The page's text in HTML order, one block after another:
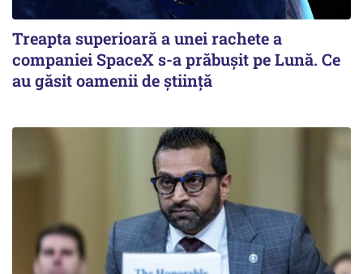
Treapta superioară a unei rachete a
companiei SpaceX s-a prăbușit pe Lună. Ce
au găsit oamenii de știință